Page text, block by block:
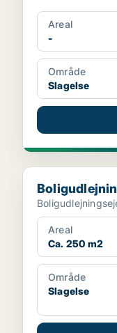
Areal
-
Område
Slagelse
Areal
Ca. 250 m2
Område
Slagelse